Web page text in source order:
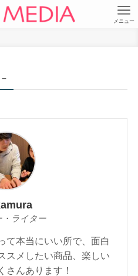
メニュー
・ライター
て本当にいい所で、面白
スメしたい商品、楽しい
さんあります！